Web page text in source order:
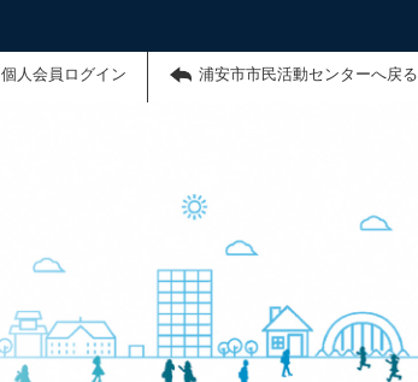
個人会員ログイン 浦安市市民活動センターへ戻る